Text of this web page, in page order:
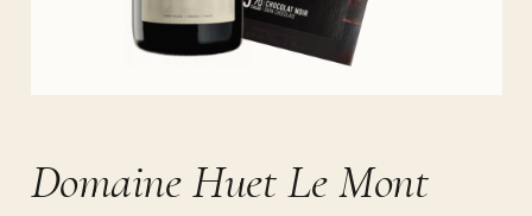
Domaine Huet Le Mont